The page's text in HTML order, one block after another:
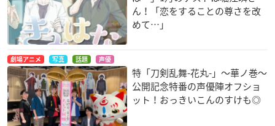
ん！「恋をすることの尊さを改
めて…」
劇場アニメ 写真 話題 声優
特「刀剣乱舞-花丸-」～華ノ巻～
公開記念特番の声優陣オフショ
ット！おっきいこんのすけも◎